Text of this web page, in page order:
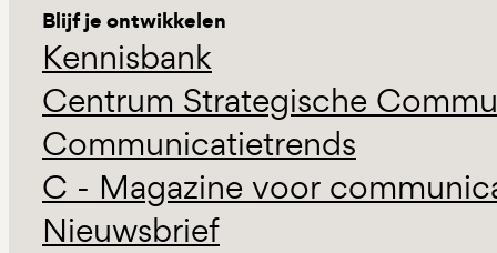
Blijf je ontwikkelen
Kennisbank
Centrum Strategische
Communicatietrends
C - Magazine voor
Nieuwsbrief